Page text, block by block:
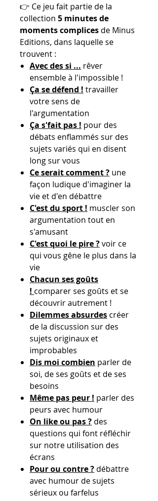
👉 Ce jeu fait partie de la
collection 5 minutes de
moments complices de Minus
Editions, dans laquelle se
trouvent :
Avec des si ... rêver
ensemble à l'impossible !
Ça se défend ! travailler
votre sens de
l'argumentation
Ça s'fait pas ! pour des
débats enflammés sur des
sujets variés qui en disent
long sur vous
Ce serait comment ? une
façon ludique d'imaginer la
vie et d'en débattre
C'est du sport ! muscler son
argumentation tout en
s'amusant
C'est quoi le pire ?voir ce
qui vous gêne le plus dans la
vie
Chacun ses goûts
! comparer ses goûts et se
découvrir autrement !
Dilemmes absurdes créer
de la discussion sur des
sujets originaux et
improbables
Dis moi combien parler de
soi, de ses goûts et de ses
besoins
Même pas peur ! parler des
peurs avec humour
On like ou pas ? des
questions qui font réfléchir
sur notre utilisation des
écrans
Pour ou contre ? débattre
avec humour de sujets
sérieux ou farfelus